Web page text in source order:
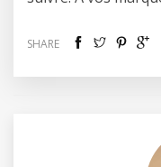
SHARE